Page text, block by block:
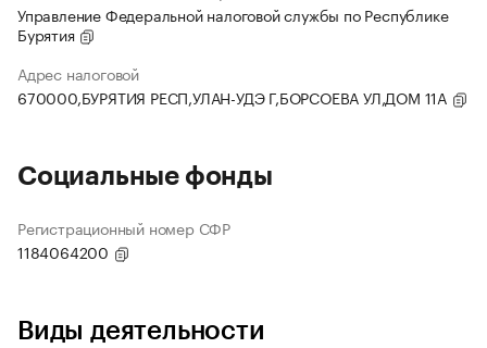
Управление Федеральной налоговой службы по Республике
Бурятия
Адрес налоговой
670000,БУРЯТИЯ РЕСП,УЛАН-УДЭ Г,БОРСОЕВА УЛ,ДОМ 11А
Социальные фонды
Регистрационный номер СФР
1184064200
Виды деятельности